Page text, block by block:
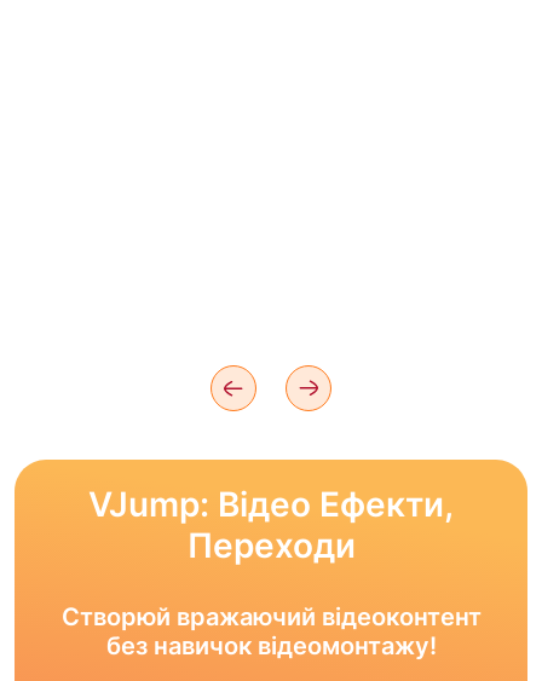
VJump: Відео Ефекти,
Переходи
Створюй вражаючий відеоконтент
без навичок відеомонтажу!